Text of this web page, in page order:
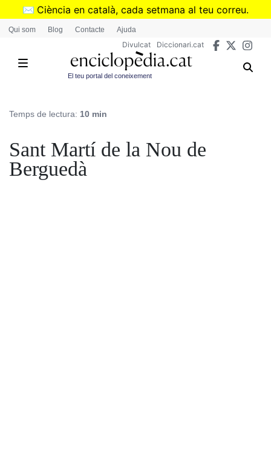
Vés
✉️ Ciència en català, cada setmana al teu correu.
➜Subscriu-te al butlletí de Divulcat
Qui som Blog Contacte Ajuda
Divulcat Diccionari.cat
El teu portal del coneixement
Temps de lectura: 10 min
Sant Martí de la Nou de
Berguedà